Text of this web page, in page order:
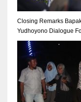
Closing Remarks
Yudhoyono Dialogue